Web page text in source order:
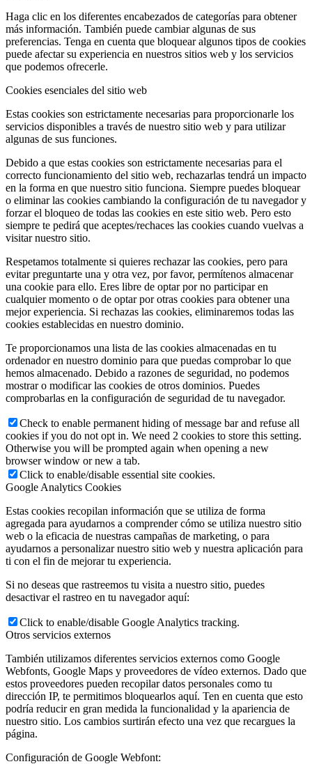
Haga clic en los diferentes encabezados de categorías para obtener
más información. También puede cambiar algunas de sus
preferencias. Tenga en cuenta que bloquear algunos tipos de cookies
puede afectar su experiencia en nuestros sitios web y los servicios
que podemos ofrecerle.
Cookies esenciales del sitio web
Estas cookies son estrictamente necesarias para proporcionarle los
servicios disponibles a través de nuestro sitio web y para utilizar
algunas de sus funciones.
Debido a que estas cookies son estrictamente necesarias para el
correcto funcionamiento del sitio web, rechazarlas tendrá un impacto
en la forma en que nuestro sitio funciona. Siempre puedes bloquear
o eliminar las cookies cambiando la configuración de tu navegador y
forzar el bloqueo de todas las cookies en este sitio web. Pero esto
siempre te pedirá que aceptes/rechaces las cookies cuando vuelvas a
visitar nuestro sitio.
Respetamos totalmente si quieres rechazar las cookies, pero para
evitar preguntarte una y otra vez, por favor, permítenos almacenar
una cookie para ello. Eres libre de optar por no participar en
cualquier momento o de optar por otras cookies para obtener una
mejor experiencia. Si rechazas las cookies, eliminaremos todas las
cookies establecidas en nuestro dominio.
Te proporcionamos una lista de las cookies almacenadas en tu
ordenador en nuestro dominio para que puedas comprobar lo que
hemos almacenado. Debido a razones de seguridad, no podemos
mostrar o modificar las cookies de otros dominios. Puedes
comprobarlas en la configuración de seguridad de tu navegador.
Check to enable permanent hiding of message bar and refuse all
cookies if you do not opt in. We need 2 cookies to store this setting.
Otherwise you will be prompted again when opening a new
browser window or new a tab.
Click to enable/disable essential site cookies.
Google Analytics Cookies
Estas cookies recopilan información que se utiliza de forma
agregada para ayudarnos a comprender cómo se utiliza nuestro sitio
web o la eficacia de nuestras campañas de marketing, o para
ayudarnos a personalizar nuestro sitio web y nuestra aplicación para
ti con el fin de mejorar tu experiencia.
Si no deseas que rastreemos tu visita a nuestro sitio, puedes
desactivar el rastreo en tu navegador aquí:
Click to enable/disable Google Analytics tracking.
Otros servicios externos
También utilizamos diferentes servicios externos como Google
Webfonts, Google Maps y proveedores de vídeo externos. Dado que
estos proveedores pueden recopilar datos personales como tu
dirección IP, te permitimos bloquearlos aquí. Ten en cuenta que esto
podría reducir en gran medida la funcionalidad y la apariencia de
nuestro sitio. Los cambios surtirán efecto una vez que recargues la
página.
Configuración de Google Webfont: